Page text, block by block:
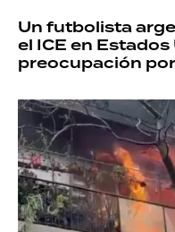
Un futbolista
el ICE en
preocupación